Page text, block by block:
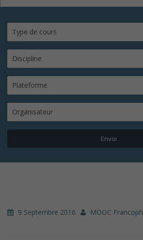
Type de cours
Discipline
Plateforme
Organisateur
9 Septembre 2016
MOOC